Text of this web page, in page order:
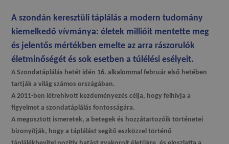
A szondán keresztüli táplálás a modern tudomány
kiemelkedő vívmánya: életek millióit mentette meg
és jelentős mértékben emelte az arra rászorulók
életminőségét és sok esetben a túlélési esélyeit.
A Szondatáplálás hetét idén 16. alkalommal február első hetében
tartják a világ számos országában.
A 2011-ben létrehívott kezdeményezés célja, hogy felhívja a
figyelmet a szondatáplálás fontosságára.
A megosztott ismeretek, a betegek és hozzátartozóik történetei
bizonyítják, hogy a táplálást segítő eszközzel történő